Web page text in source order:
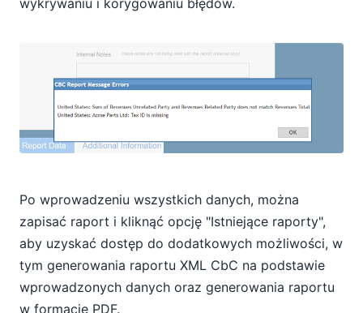
wykrywaniu i korygowaniu błędów.
Po wprowadzeniu wszystkich danych, można
zapisać raport i kliknąć opcję "Istniejące raporty",
aby uzyskać dostęp do dodatkowych możliwości, w
tym generowania raportu XML CbC na podstawie
wprowadzonych danych oraz generowania raportu
w formacie PDF.